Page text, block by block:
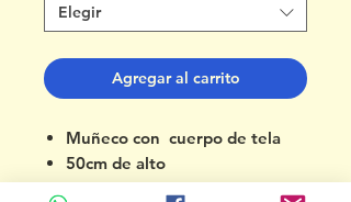
Elegir
Agregar al carrito
Muñeco con cuerpo de tela
50cm de alto
Ojos siempre abiertos